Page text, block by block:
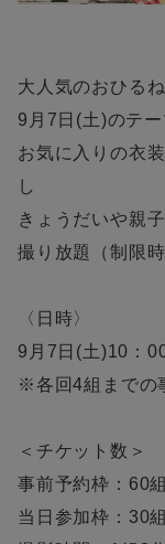
大人気のおひるね
9月7日(土)のテー
お気に入りの衣
し
きょうだいや親
撮り放題（制限時
〈日時〉
9月7日(土)10：
※各回4組までの
＜チケット数＞
事前予約枠：60
当日参加枠：30